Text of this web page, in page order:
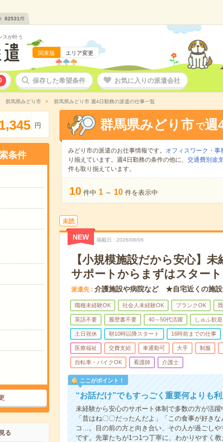
82531件
スが叶う
関東版 エリア変更
保存した希望条件 お気に入りの派遣会社
群馬県みどり市 群馬県みどり市 週4日勤務の派遣の仕事一覧
,345 円
条件
る
群馬県みどり市 で週
みどり市の派遣のお仕事情報です。 オフィスワーク・事
り揃えています。週4日勤務の条件の他に、 交通費別途
件も取り揃えています。
10 件中 1 ～ 10 件を表示中
未読
NEW 掲載日 2026/08/06
【小規模施設だから安心】
サポートからまずはスタート
派遣先 介護施設や病院など ★自宅近くの施設
職種未経験OK 社会人未経験OK ブランクOK
英語不要 履歴書不要 40～50代活躍 しゅふ歓迎
土日祝休 朝10時以降スタート 16時前までの仕事
医療福祉 交費支給 車通勤可 大手 制服
自転車・バイクOK 看護師 介護士
ここがポイント！
“お話だけ”でもすっごく重要何よりも
未経験から安心のサポート体制で多数の方が活
「昔はね〇〇だったんだよ」「この食事が好き
コ…。目の前の方と向き合い、その人が過ごし
です。先輩たちが1つ1つ丁寧に、わかりやすく